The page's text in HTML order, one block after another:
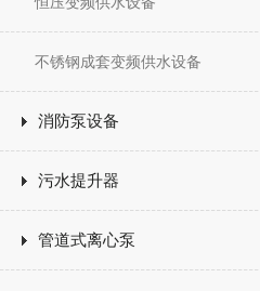
不锈钢成套变频供水设备
消防泵设备
污水提升器
管道式离心泵